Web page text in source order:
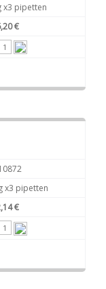
x3 pipetten
€
x3 pipetten
€